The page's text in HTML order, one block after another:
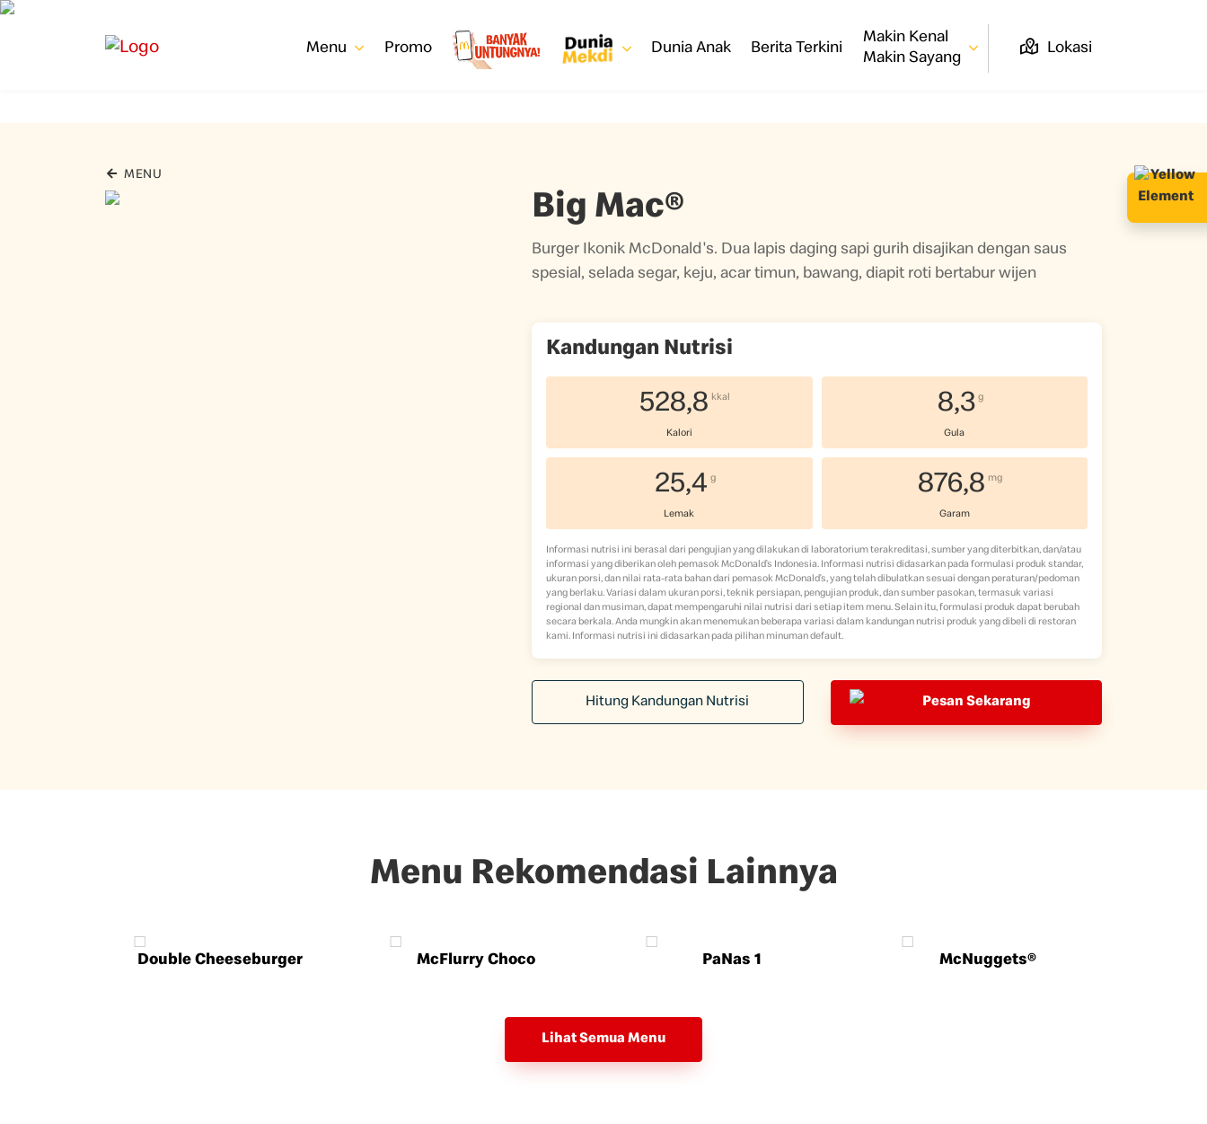
Menu Promo Dunia Anak Berita Terkini
Makin Kenal
Makin Sayang
Lokasi
MENU
Big Mac®
Burger Ikonik McDonald's. Dua lapis daging sapi gurih disajikan dengan saus
spesial, selada segar, keju, acar timun, bawang, diapit roti bertabur wijen
Kandungan Nutrisi
528,8 kkal
Kalori
8,3 g
Gula
25,4 g
Lemak
876,8 mg
Garam
Informasi nutrisi ini berasal dari pengujian yang dilakukan di laboratorium terakreditasi, sumber yang diterbitkan, dan/atau
informasi yang diberikan oleh pemasok McDonald’s Indonesia. Informasi nutrisi didasarkan pada formulasi produk standar,
ukuran porsi, dan nilai rata-rata bahan dari pemasok McDonald’s, yang telah dibulatkan sesuai dengan peraturan/pedoman
yang berlaku. Variasi dalam ukuran porsi, teknik persiapan, pengujian produk, dan sumber pasokan, termasuk variasi
regional dan musiman, dapat mempengaruhi nilai nutrisi dari setiap item menu. Selain itu, formulasi produk dapat berubah
secara berkala. Anda mungkin akan menemukan beberapa variasi dalam kandungan nutrisi produk yang dibeli di restoran
kami. Informasi nutrisi ini didasarkan pada pilihan minuman default.
Hitung Kandungan Nutrisi Pesan Sekarang
Menu Rekomendasi Lainnya
Double Cheeseburger McFlurry Choco PaNas 1 McNuggets®
Lihat Semua Menu